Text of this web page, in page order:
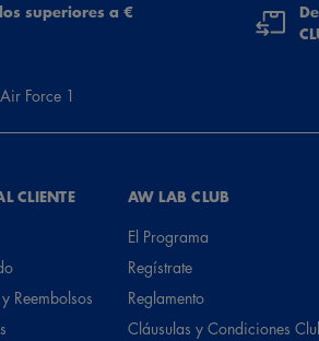
superiores a €
Force 1
CLIENTE
Reembolsos
AW LAB CLUB
El Programa
Regístrate
Reglamento
Cláusulas y Condiciones